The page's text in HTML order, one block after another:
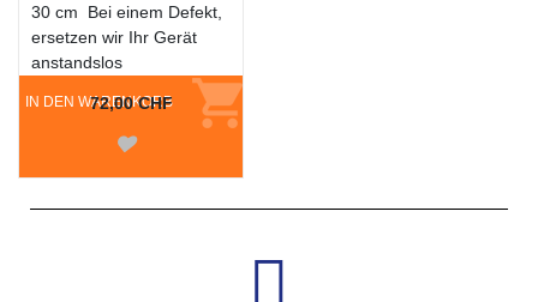
30 cm Bei einem Defekt,
ersetzen wir Ihr Gerät
anstandslos
IN DEN WARENKORB
72,00 CHF